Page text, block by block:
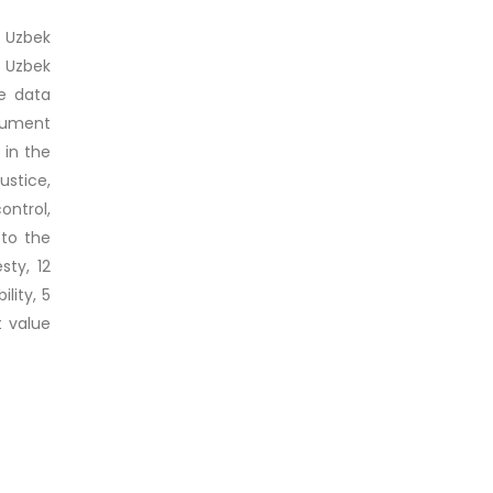
data
in the
to the
12
5
value